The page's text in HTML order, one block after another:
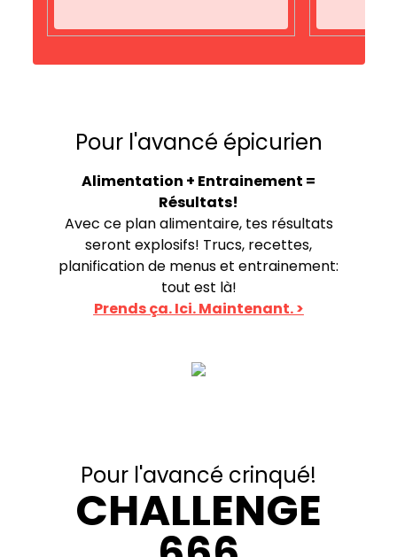
Pour l'avancé épicurien
Alimentation + Entrainement =
Résultats!
Avec ce plan alimentaire, tes résultats
seront explosifs! Trucs, recettes,
planification de menus et entrainement:
tout est là!
Prends ça. Ici. Maintenant. >
Pour l'avancé crinqué!
CHALLENGE